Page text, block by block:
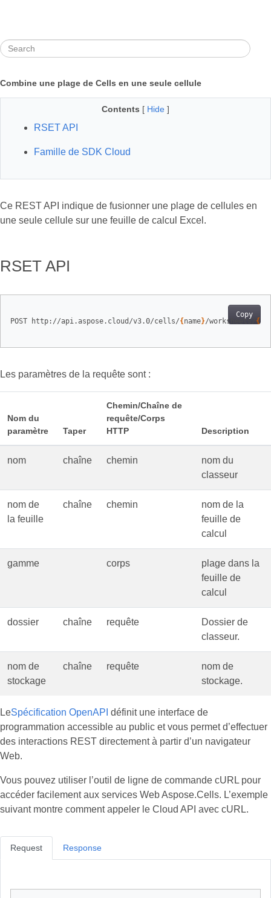
Combine une plage de Cells en une seule cellule
Contents [ Hide ]
RSET API
Famille de SDK Cloud
Ce REST API indique de fusionner une plage de cellules en
une seule cellule sur une feuille de calcul Excel.
RSET API
Copy
POST http://api.aspose.cloud/v3.0/cells/{ name}/worksheets/ {
Les paramètres de la requête sont :
Nom du
paramètre
Taper
Chemin/Chaîne de
requête/Corps
HTTP
Description
nom chaîne chemin
nom du
classeur
nom de
la feuille
chaîne chemin
nom de la
feuille de
calcul
gamme corps
plage dans la
feuille de
calcul
dossier chaîne requête
Dossier de
classeur.
nom de
stockage
chaîne requête
nom de
stockage.
LeSpécification OpenAPI définit une interface de
programmation accessible au public et vous permet d’effectuer
des interactions REST directement à partir d’un navigateur
Web.
Vous pouvez utiliser l’outil de ligne de commande cURL pour
accéder facilement aux services Web Aspose.Cells. L’exemple
suivant montre comment appeler le Cloud API avec cURL.
Request Response